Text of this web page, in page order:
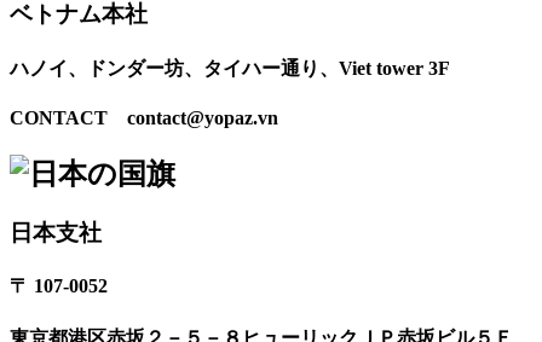
ベトナム本社
ハノイ、ドンダー坊、タイハー通り、Viet tower 3F
CONTACT contact@yopaz.vn
日本支社
〒 107-0052
東京都港区赤坂２－５－８ヒューリックＪＰ赤坂ビル５Ｆ